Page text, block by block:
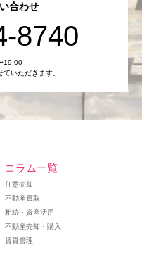
合わせ
8740
19:00
いただきます。
コラム一覧
任意売却
不動産買取
相続・資産活用
不動産売却・購入
賃貸管理